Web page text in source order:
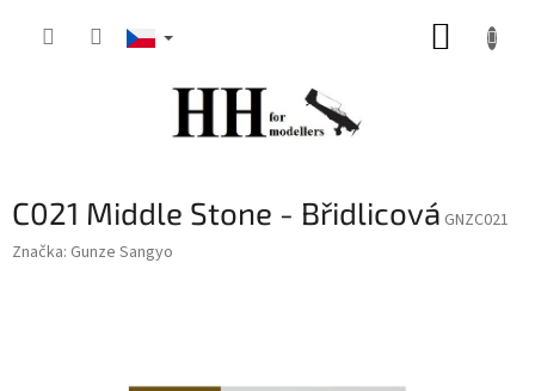
C021 Middle Stone - Břidlicová GNZC021
Značka: Gunze Sangyo